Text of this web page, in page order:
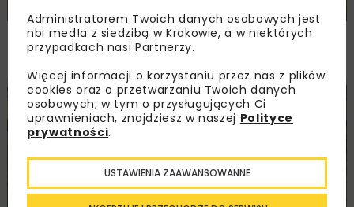
Remont nawierzchni na węzłach A4.
Przetarg obejmuje pięć węzłów
DROGI INWESTYCJE WIADOMOŚCI
Administratorem Twoich danych osobowych jest
nbi med!a z siedzibą w Krakowie, a w niektórych
przypadkach nasi Partnerzy.
Więcej informacji o korzystaniu przez nas z plików
cookies oraz o przetwarzaniu Twoich danych
osobowych, w tym o przysługujących Ci
uprawnieniach, znajdziesz w naszej Polityce
prywatności.
USTAWIENIA ZAAWANSOWANNE